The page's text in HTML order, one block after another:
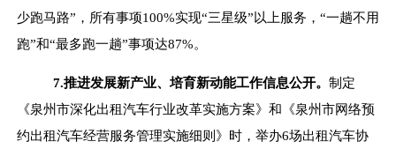
少跑马路” ，所有事项100%实现“三星级”以上服务， “一趟不用
跑”和“最多跑一趟”事项达87%。
7.推进发展新产业、培育新动能工作信息公开。 制定
《泉州市深化出租汽车行业改革实施方案》和《泉州市网络预
约出租汽车经营服务管理实施细则》时，举办6场出租汽车协